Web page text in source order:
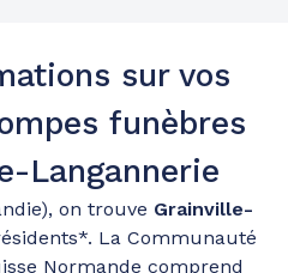
sur vos
funèbres
Langannerie
on trouve Grainville-
La Communauté
Normande comprend